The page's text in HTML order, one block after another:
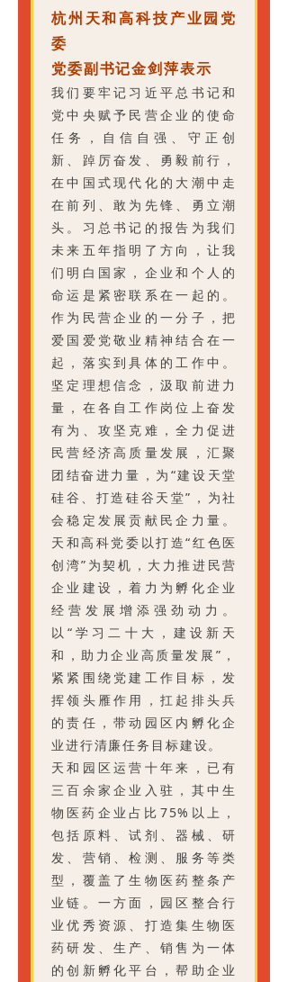
杭州天和高科技产业园党
委
党委副书记金剑萍表示
我们要牢记习近平总书记和
党中央赋予民营企业的使命
任务，自信自强、守正创
新、踔厉奋发、勇毅前行，
在中国式现代化的大潮中走
在前列、敢为先锋、勇立潮
头。习总书记的报告为我们
未来五年指明了方向，让我
们明白国家，企业和个人的
命运是紧密联系在一起的。
作为民营企业的一分子，把
爱国爱党敬业精神结合在一
起，落实到具体的工作中。
坚定理想信念，汲取前进力
量，在各自工作岗位上奋发
有为、攻坚克难，全力促进
民营经济高质量发展，汇聚
团结奋进力量，为“建设天堂
硅谷、打造硅谷天堂”，为社
会稳定发展贡献民企力量。
天和高科党委以打造“红色医
创湾”为契机，大力推进民营
企业建设，着力为孵化企业
经营发展增添强劲动力。
以“学习二十大，建设新天
和，助力企业高质量发展”，
紧紧围绕党建工作目标，发
挥领头雁作用，扛起排头兵
的责任，带动园区内孵化企
业进行清廉任务目标建设。
天和园区运营十年来，已有
三百余家企业入驻，其中生
物医药企业占比75%以上，
包括原料、试剂、器械、研
发、营销、检测、服务等类
型，覆盖了生物医药整条产
业链。一方面，园区整合行
业优秀资源、打造集生物医
药研发、生产、销售为一体
的创新孵化平台，帮助企业